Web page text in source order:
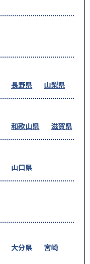
長野県 山梨県
和歌山県 滋賀県
山口県
大分県
宮崎